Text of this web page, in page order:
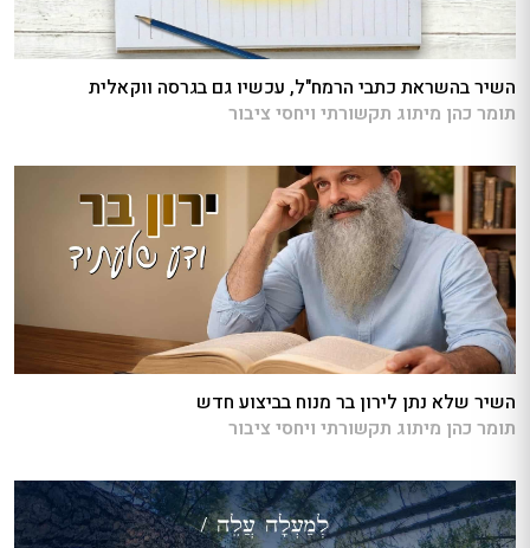
השיר בהשראת כתבי הרמח"ל, עכשיו גם בגרסה ווקאלית
תומר כהן מיתוג תקשורתי ויחסי ציבור
השיר שלא נתן לירון בר מנוח בביצוע חדש
תומר כהן מיתוג תקשורתי ויחסי ציבור